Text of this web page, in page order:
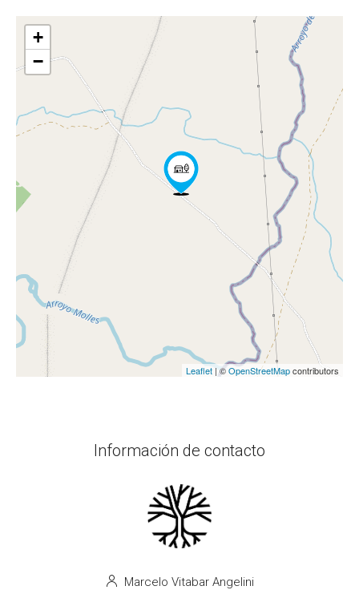
+
−
Leaflet | ©OpenStreetMapcontributors
Información de contacto
Marcelo Vitabar Angelini